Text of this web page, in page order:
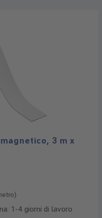
3 m x
1-4 giorni di lavoro